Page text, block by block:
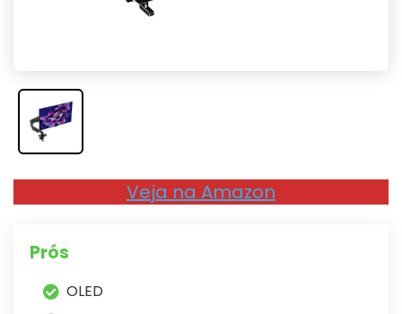
Veja na Amazon
Prós
OLED